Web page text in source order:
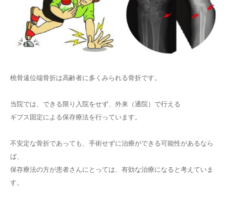
橈骨遠位端骨折は高齢者に多くみられる骨折です。
当院では、できる限り入院をせず、外来（通院）で行える
ギプス固定による保存療法を行っています。
不安定な骨折であっても、手術せずに治療ができる可能性があるなら
ば、
保存療法の方が患者さんにとっては、有効な治療になると考えていま
す。